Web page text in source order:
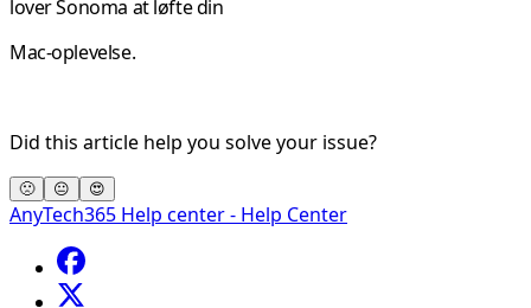
lover Sonoma at løfte din
Mac-oplevelse.
Did this article help you solve your issue?
🙁 😐 😍
AnyTech365 Help center - Help Center